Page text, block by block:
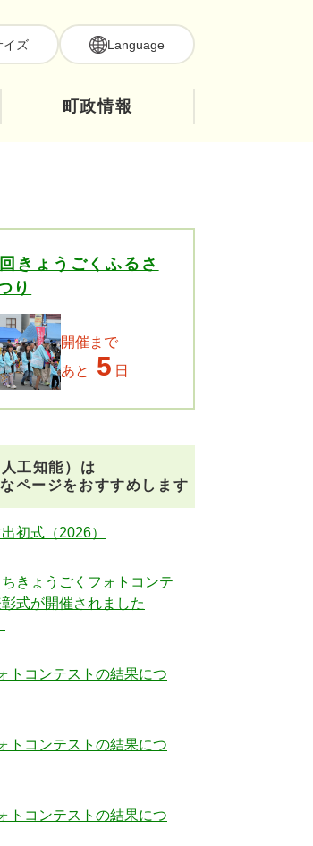
イズ Language
町政情報
きょうごくふるさ
り
開催まで
あと
5 日
工知能）は
ページをおすすめします
初式（2026）
きょうごくフォトコンテ
式が開催されました
トコンテストの結果につ
トコンテストの結果につ
トコンテストの結果につ